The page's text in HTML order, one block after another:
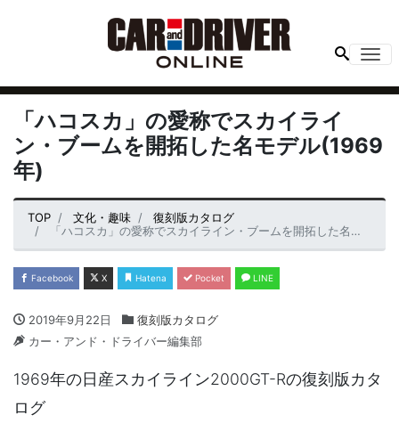
「ハコスカ」の愛称でスカイライ
ン・ブームを開拓した名モデル(1969
年)
TOP 文化・趣味
復刻版カタログ
「ハコスカ」の愛称でスカイライン・ブームを開拓した名モデル(1969年)
Facebook X Hatena Pocket LINE
2019年9月22日
復刻版カタログ
カー・アンド・ドライバー編集部
1969年の日産スカイライン2000GT-Rの復刻版カタ
ログ